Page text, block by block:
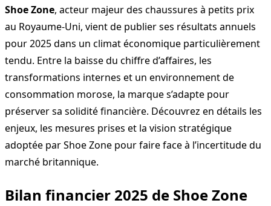
Shoe Zone, acteur majeur des chaussures à petits prix
au Royaume-Uni, vient de publier ses résultats annuels
pour 2025 dans un climat économique particulièrement
tendu. Entre la baisse du chiffre d’affaires, les
transformations internes et un environnement de
consommation morose, la marque s’adapte pour
préserver sa solidité financière. Découvrez en détails les
enjeux, les mesures prises et la vision stratégique
adoptée par Shoe Zone pour faire face à l’incertitude du
marché britannique.
Bilan financier 2025 de Shoe Zone